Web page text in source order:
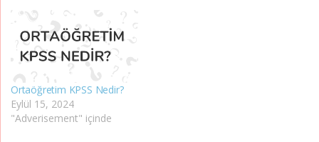
Ortaöğretim KPSS Nedir?
Eylül 15, 2024
"Adverisement" içinde